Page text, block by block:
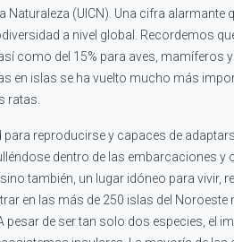
(UICN). Una cifra
a nivel global. Recordemos
como del 15% para aves,
en islas se ha vuelto mucho más
ratas.
reproducirse y capaces de
dentro de las embarcaciones
también, un lugar idóneo para
en las más de 250 islas del
pesar de ser tan solo dos especies, el